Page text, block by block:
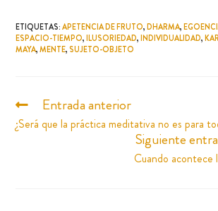
ETIQUETAS:APETENCIA DE FRUTO, DHARMA,
ESPACIO-TIEMPO, ILUSORIEDAD, INDIVIDUALIDAD,
MAYA, MENTE, SUJETO-OBJETO
Entrada anterior
¿Será que la práctica meditativa no es para
Siguiente
Cuando acontece